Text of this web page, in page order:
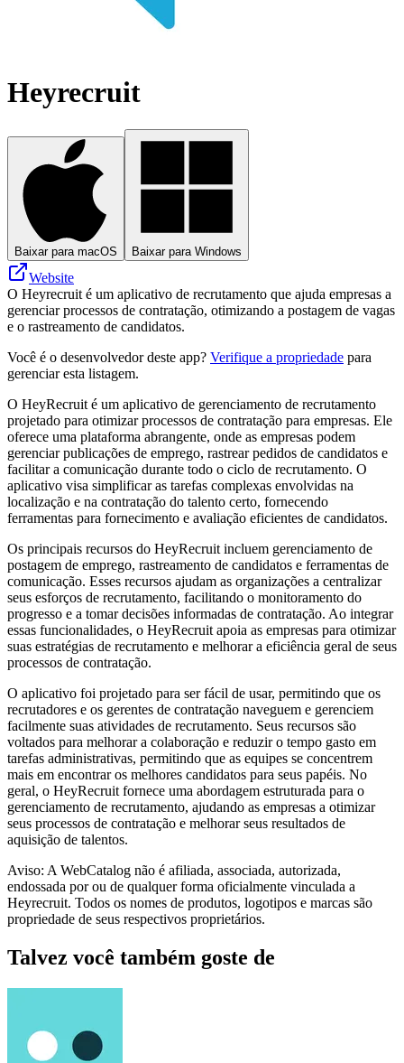
Heyrecruit
Baixar para macOS Baixar para Windows
Website
O Heyrecruit é um aplicativo de recrutamento que ajuda empresas a
gerenciar processos de contratação, otimizando a postagem de vagas
e o rastreamento de candidatos.
Você é o desenvolvedor deste app? Verifique a propriedade para
gerenciar esta listagem.
O HeyRecruit é um aplicativo de gerenciamento de recrutamento
projetado para otimizar processos de contratação para empresas. Ele
oferece uma plataforma abrangente, onde as empresas podem
gerenciar publicações de emprego, rastrear pedidos de candidatos e
facilitar a comunicação durante todo o ciclo de recrutamento. O
aplicativo visa simplificar as tarefas complexas envolvidas na
localização e na contratação do talento certo, fornecendo
ferramentas para fornecimento e avaliação eficientes de candidatos.
Os principais recursos do HeyRecruit incluem gerenciamento de
postagem de emprego, rastreamento de candidatos e ferramentas de
comunicação. Esses recursos ajudam as organizações a centralizar
seus esforços de recrutamento, facilitando o monitoramento do
progresso e a tomar decisões informadas de contratação. Ao integrar
essas funcionalidades, o HeyRecruit apoia as empresas para otimizar
suas estratégias de recrutamento e melhorar a eficiência geral de seus
processos de contratação.
O aplicativo foi projetado para ser fácil de usar, permitindo que os
recrutadores e os gerentes de contratação naveguem e gerenciem
facilmente suas atividades de recrutamento. Seus recursos são
voltados para melhorar a colaboração e reduzir o tempo gasto em
tarefas administrativas, permitindo que as equipes se concentrem
mais em encontrar os melhores candidatos para seus papéis. No
geral, o HeyRecruit fornece uma abordagem estruturada para o
gerenciamento de recrutamento, ajudando as empresas a otimizar
seus processos de contratação e melhorar seus resultados de
aquisição de talentos.
Aviso: A WebCatalog não é afiliada, associada, autorizada,
endossada por ou de qualquer forma oficialmente vinculada a
Heyrecruit. Todos os nomes de produtos, logotipos e marcas são
propriedade de seus respectivos proprietários.
Talvez você também goste de